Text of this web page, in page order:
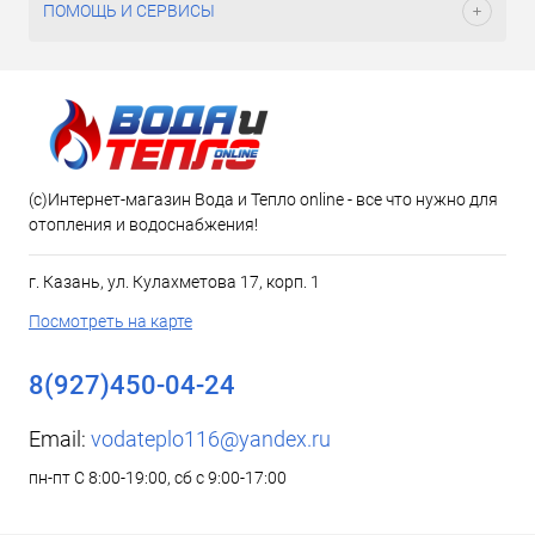
ПОМОЩЬ И СЕРВИСЫ
(c)Интернет-магазин Вода и Тепло online - все что нужно для
отопления и водоснабжения!
г. Казань, ул. Кулахметова 17, корп. 1
Посмотреть на карте
8(927)450-04-24
Email: vodateplo116@yandex.ru
пн-пт С 8:00-19:00, сб с 9:00-17:00